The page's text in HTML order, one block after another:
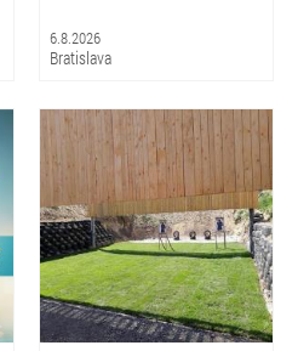
6.8.2026
Bratislava